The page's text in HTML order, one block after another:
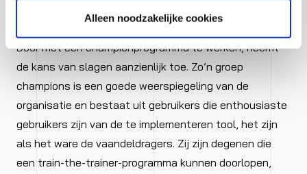
Alleen noodzakelijke cookies
Vaandeldragers
Door met een championprogramma te werken, neemt
de kans van slagen aanzienlijk toe. Zo’n groep
champions is een goede weerspiegeling van de
organisatie en bestaat uit gebruikers die enthousiaste
gebruikers zijn van de te implementeren tool, het zijn
als het ware de vaandeldragers. Zij zijn degenen die
een train-the-trainer-programma kunnen doorlopen,